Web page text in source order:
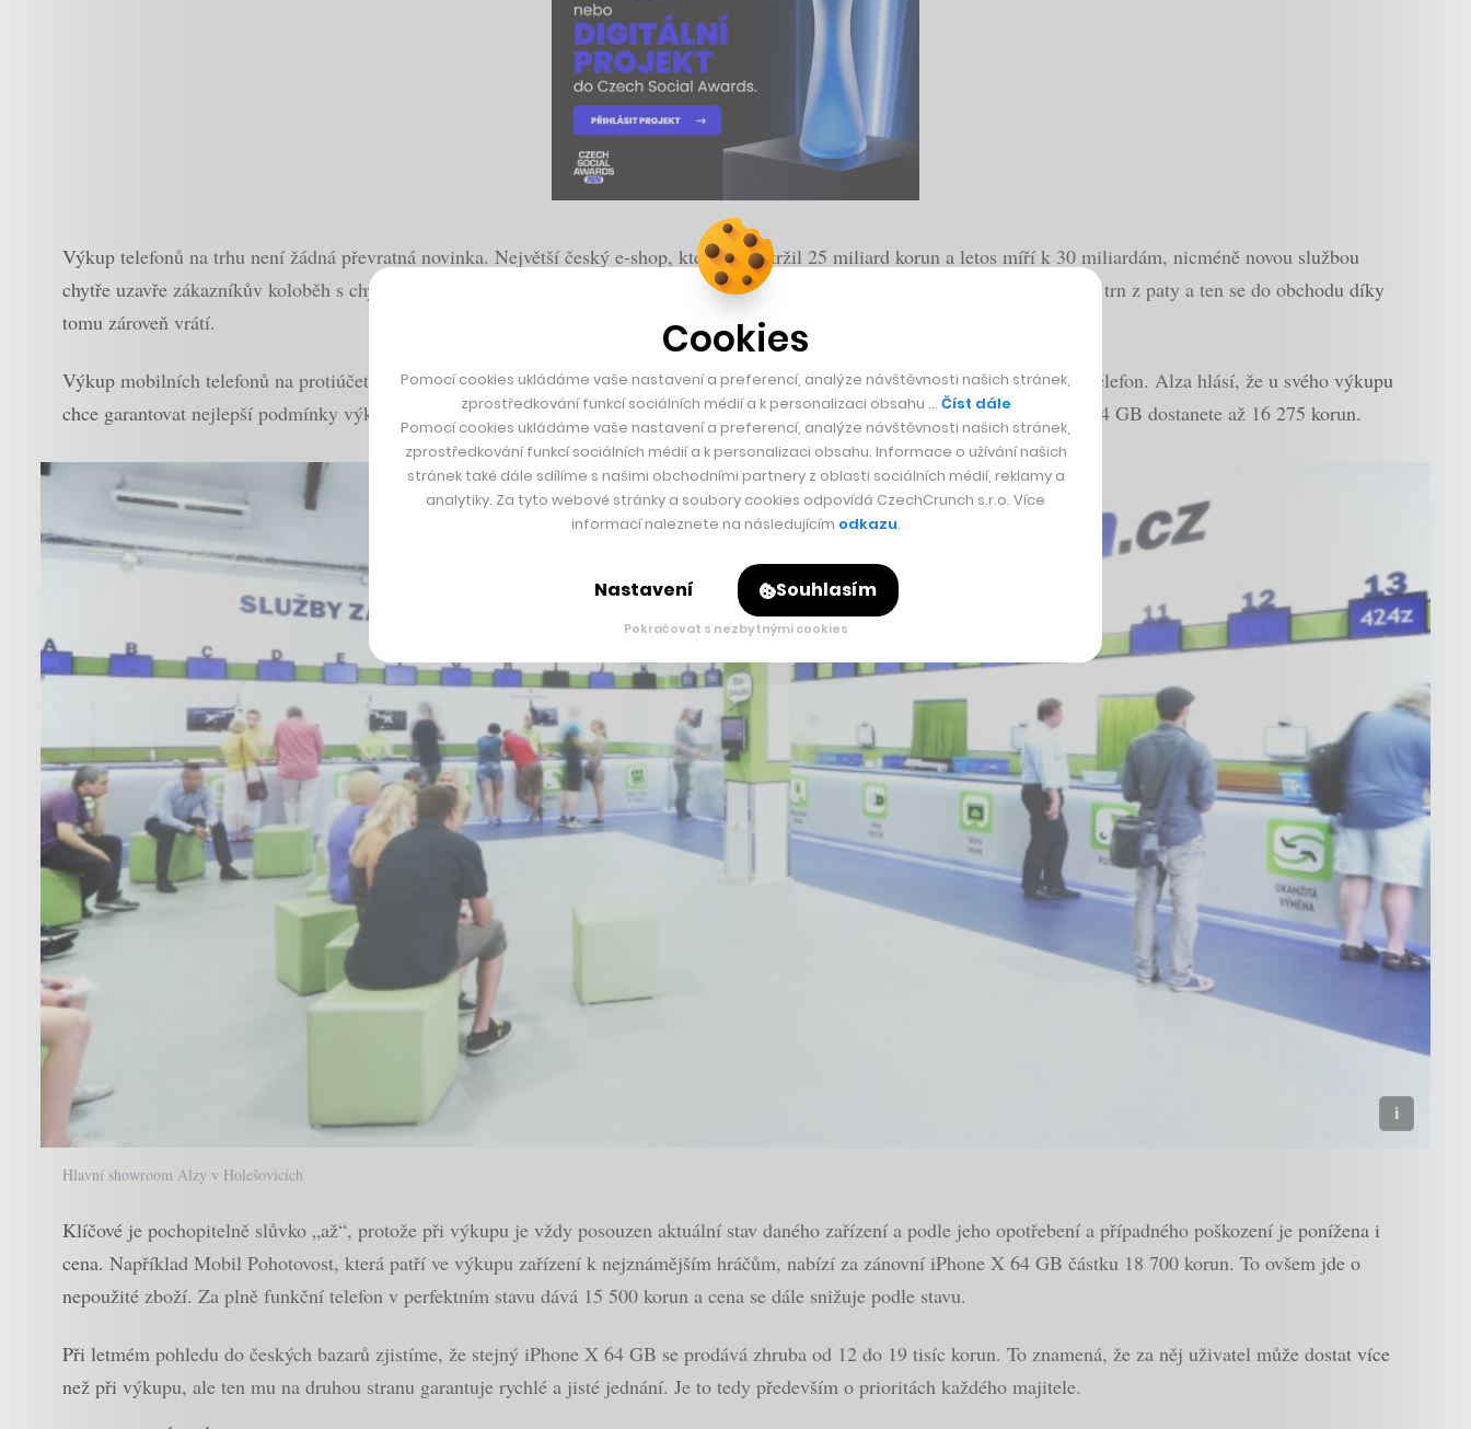
Výkup telefonů na trhu není žádná převratná novinka. Největší český e-shop, který loni utržil 25 miliard korun a letos míří k 30 miliardám, nicméně novou službou
chytře uzavře zákazníkův koloběh s chytrým telefonem. Zákazníkovi, který se potřebuje zbavit starého přístroje, pomůže vytrhnout trn z paty a ten se do obchodu díky
tomu zároveň vrátí.
Výkup mobilních telefonů na protiúčet totiž bude v Alze fungovat tak, že si za získané peníze musí zákazník rovnou koupit nový telefon. Alza hlásí, že u svého výkupu
chce garantovat nejlepší podmínky výkupu na trhu, což by mělo znamenat, že například za dva roky starý iPhone X s kapacitou 64 GB dostanete až 16 275 korun.
Hlavní showroom Alzy v Holešovicích
Klíčové je pochopitelně slůvko „až“, protože při výkupu je vždy posouzen aktuální stav daného zařízení a podle jeho opotřebení a případného poškození je ponížena i
cena. Například Mobil Pohotovost, která patří ve výkupu zařízení k nejznámějším hráčům, nabízí za zánovní iPhone X 64 GB částku 18 700 korun. To ovšem jde o
nepoužité zboží. Za plně funkční telefon v perfektním stavu dává 15 500 korun a cena se dále snižuje podle stavu.
Při letmém pohledu do českých bazarů zjistíme, že stejný iPhone X 64 GB se prodává zhruba od 12 do 19 tisíc korun. To znamená, že za něj uživatel může dostat více
než při výkupu, ale ten mu na druhou stranu garantuje rychlé a jisté jednání. Je to tedy především o prioritách každého majitele.
Cookies
Pomocí cookies ukládáme vaše nastavení a preferencí, analýze návštěvnosti našich stránek,
zprostředkování funkcí sociálních médií a k personalizaci obsahu … Číst dále
Pomocí cookies ukládáme vaše nastavení a preferencí, analýze návštěvnosti našich stránek,
zprostředkování funkcí sociálních médií a k personalizaci obsahu. Informace o užívání našich
stránek také dále sdílíme s našimi obchodními partnery z oblasti sociálních médií, reklamy a
analytiky. Za tyto webové stránky a soubory cookies odpovídá CzechCrunch s.r.o. Více
informací naleznete na následujícím odkazu.
Nastavení Souhlasím
Pokračovat s nezbytnými cookies